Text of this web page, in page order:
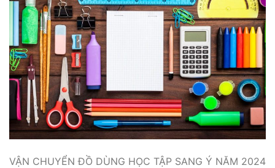
VẬN CHUYỂN ĐỒ DÙNG HỌC TẬP SANG Ý NĂM 2024